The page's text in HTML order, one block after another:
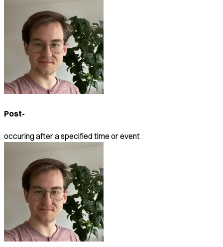
Post-
occuring after a specified time or event